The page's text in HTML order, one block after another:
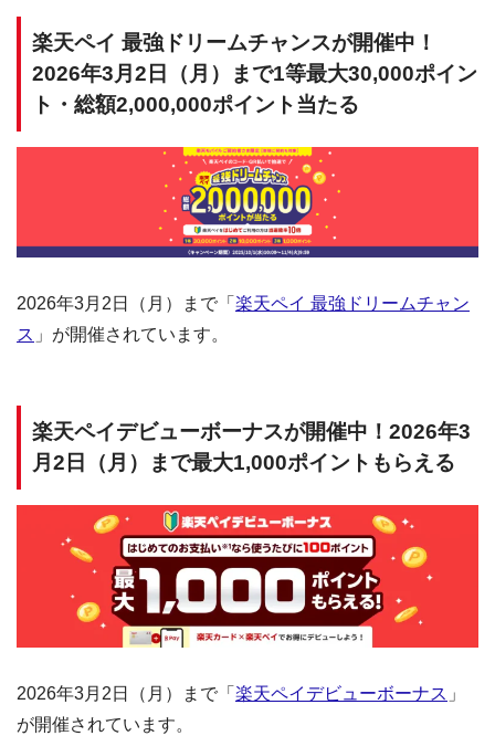
楽天ペイ 最強ドリームチャンスが開催中！
2026年3月2日（月）まで1等最大30,000ポイン
ト・総額2,000,000ポイント当たる
2026年3月2日（月）まで「 楽天ペイ 最強ドリームチャン
ス 」が開催されています。
楽天ペイデビューボーナスが開催中！2026年3
月2日（月）まで最大1,000ポイントもらえる
2026年3月2日（月）まで「 楽天ペイデビューボーナス 」
が開催されています。